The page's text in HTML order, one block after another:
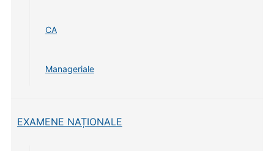
CA
Manageriale
EXAMENE NAȚIONALE